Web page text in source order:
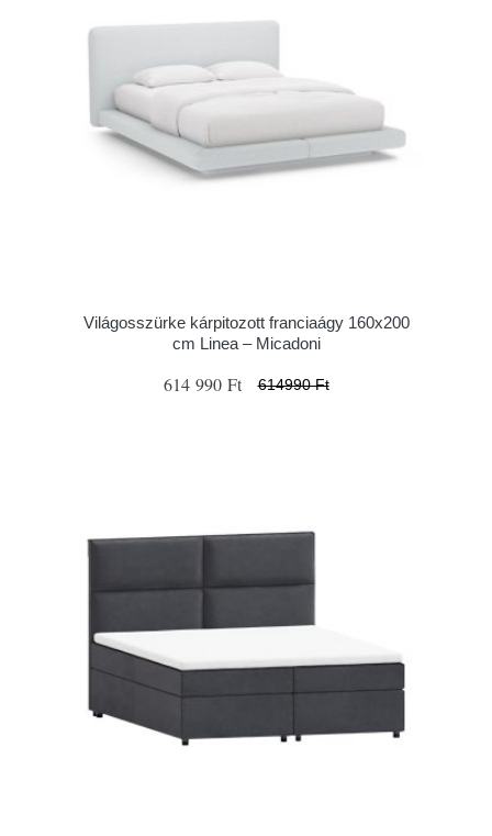
Világosszürke kárpitozott franciaágy 160x200
cm Linea – Micadoni
614 990 Ft 614990 Ft